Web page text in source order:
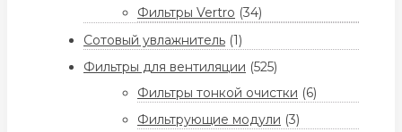
Фильтры Vertro (34)
Сотовый увлажнитель (1)
Фильтры для вентиляции (525)
Фильтры тонкой очистки (6)
Фильтрующие модули (3)